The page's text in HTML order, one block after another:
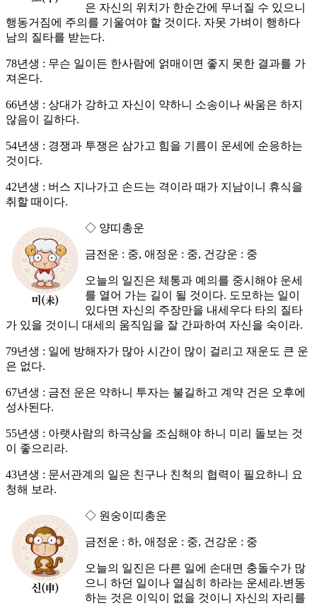
은 자신의 위치가 한순간에 무너질 수 있으니
행동거짐에 주의를 기울여야 할 것이다. 자못 가벼이 행하다
남의 질타를 받는다.
78년생 : 무슨 일이든 한사람에 얽매이면 좋지 못한 결과를 가
져온다.
66년생 : 상대가 강하고 자신이 약하니 소송이나 싸움은 하지
않음이 길하다.
54년생 : 경쟁과 투쟁은 삼가고 힘을 기름이 운세에 순응하는
것이다.
42년생 : 버스 지나가고 손드는 격이라 때가 지남이니 휴식을
취할 때이다.
◇ 양띠총운
금전운 : 중, 애정운 : 중, 건강운 : 중
오늘의 일진은 체통과 예의를 중시해야 운세
를 열어 가는 길이 될 것이다. 도모하는 일이
있다면 자신의 주장만을 내세우다 타의 질타
가 있을 것이니 대세의 움직임을 잘 간파하여 자신을 숙이라.
79년생 : 일에 방해자가 많아 시간이 많이 걸리고 재운도 큰 운
은 없다.
67년생 : 금전 운은 약하니 투자는 불길하고 계약 건은 오후에
성사된다.
55년생 : 아랫사람의 하극상을 조심해야 하니 미리 돌보는 것
이 좋으리라.
43년생 : 문서관계의 일은 친구나 친척의 협력이 필요하니 요
청해 보라.
◇ 원숭이띠총운
금전운 : 하, 애정운 : 중, 건강운 : 중
오늘의 일진은 다른 일에 손대면 충돌수가 많
으니 하던 일이나 열심히 하라는 운세라.변동
하는 것은 이익이 없을 것이니 자신의 자리를